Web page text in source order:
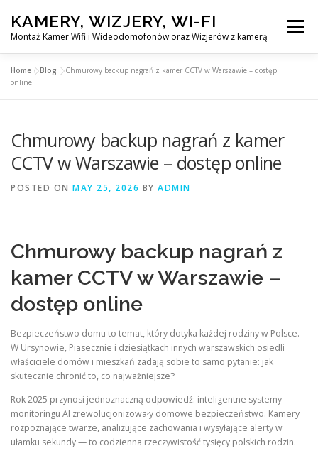
content
KAMERY, WIZJERY, WI-FI
Montaż Kamer Wifi i Wideodomofonów oraz Wizjerów z kamerą
Menu
GŁÓWNA
MONTAŻ WIDEDOMOFONÓW
MONTAŻU WIZJERÓW Z KAMERĄ
Home »Blog »Chmurowy backup nagrań z kamer CCTV w Warszawie – dostęp
online
Chmurowy backup nagrań z kamer
CCTV w Warszawie – dostęp online
POSTED ON MAY 25, 2026 BY ADMIN
Chmurowy backup nagrań z
kamer CCTV w Warszawie –
dostęp online
Bezpieczeństwo domu to temat, który dotyka każdej rodziny w Polsce.
W Ursynowie, Piasecznie i dziesiątkach innych warszawskich osiedli
właściciele domów i mieszkań zadają sobie to samo pytanie: jak
skutecznie chronić to, co najważniejsze?
Rok 2025 przynosi jednoznaczną odpowiedź: inteligentne systemy
monitoringu AI zrewolucjonizowały domowe bezpieczeństwo. Kamery
rozpoznające twarze, analizujące zachowania i wysyłające alerty w
ułamku sekundy — to codzienna rzeczywistość tysięcy polskich rodzin.